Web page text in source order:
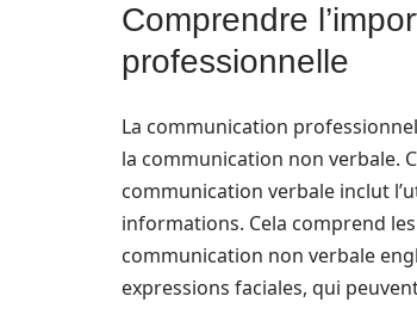
Comprendre
professionnelle
La communication
la communication non verbale.
communication verbale inclut
informations. Cela comprend
communication non verbale
expressions faciales, qui